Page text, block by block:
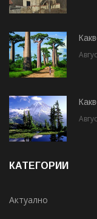
КАТЕГОРИИ
Актуално